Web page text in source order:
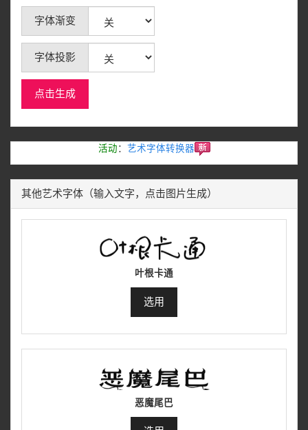
字体渐变
字体投影
点击生成
活动 ： 艺术字体转换器
其他艺术字体（输入文字，点击图片生成）
叶根卡通
选用
恶魔尾巴